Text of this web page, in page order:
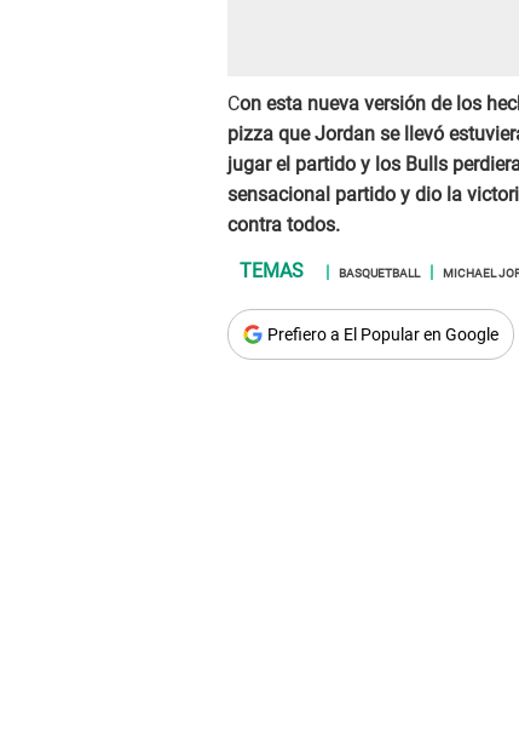
Con esta nueva versión de los
pizza que Jordan se llevó
jugar el partido y los Bulls
sensacional partido y dio la
contra todos.
BASQUETBALL MICHAEL
Prefiero a El Popular en Google